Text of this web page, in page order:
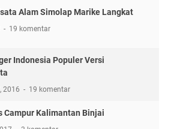
Alam Simolap Marike Langkat
19 komentar
Indonesia Populer Versi
2016 19 komentar
Campur Kalimantan Binjai